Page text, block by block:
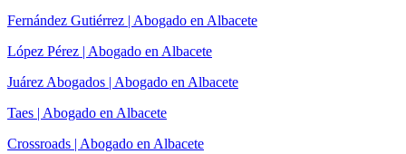
Fernández Gutiérrez | Abogado en Albacete
López Pérez | Abogado en Albacete
Juárez Abogados | Abogado en Albacete
Taes | Abogado en Albacete
Crossroads | Abogado en Albacete